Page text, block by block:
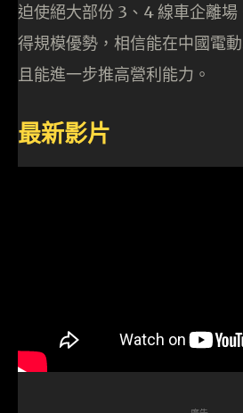
迫使絕大部份 3、4 線車企離
得規模優勢，相信能在中國電
且能進一步推高營利能力。
最新影片